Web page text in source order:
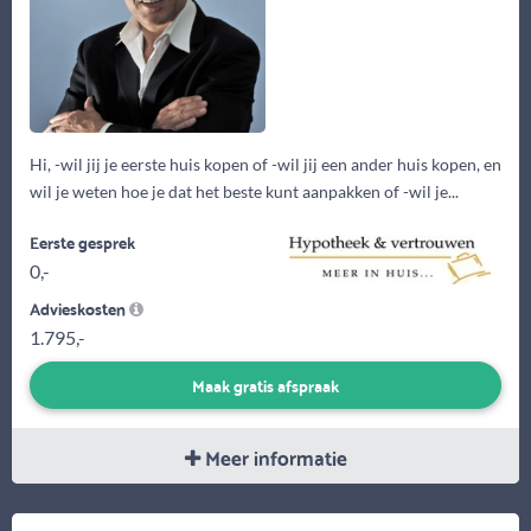
Hi, -wil jij je eerste huis kopen of -wil jij een ander huis kopen, en
wil je weten hoe je dat het beste kunt aanpakken of -wil je...
Eerste gesprek
0,-
Advieskosten
1.795,-
Maak gratis afspraak
Meer informatie